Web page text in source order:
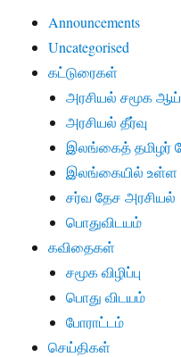
Announcements
Uncategorised
கட்டுரைகள்
அரசியல் சமூக
அரசியல் தீர்வு
இலங்கைத் தமிழர்
இலங்கையில் உள்ள
சர்வ தேச அரசியல்
பொதுவிடயம்
கவிதைகள்
சமூக விழிப்பு
பொது விடயம்
போராட்டம்
செய்திகள்